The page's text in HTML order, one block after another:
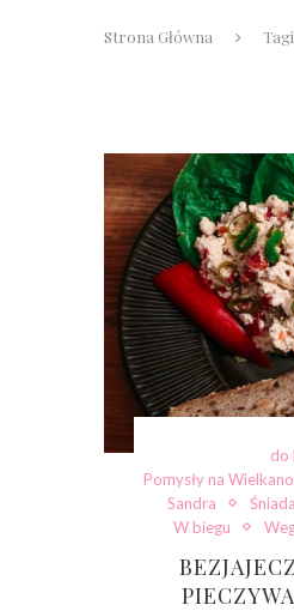
Strona Główna Tagi
do
Pomysły na
Sandra
W biegu